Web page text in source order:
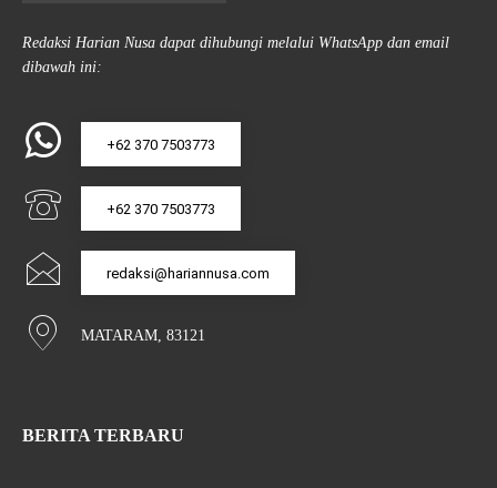
Redaksi Harian Nusa dapat dihubungi melalui WhatsApp dan email
dibawah ini:
+62 370 7503773
+62 370 7503773
redaksi@hariannusa.com
MATARAM, 83121
BERITA TERBARU